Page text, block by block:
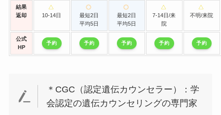
結果
返却
10-14日
最短2日
平均5日
最短2日
平均5日
7-14日/来
院
不明/来院
公式
HP
予約 予約 予約 予約 予約
＊CGC（認定遺伝カウンセラー）：学
会認定の遺伝カウンセリングの専門家